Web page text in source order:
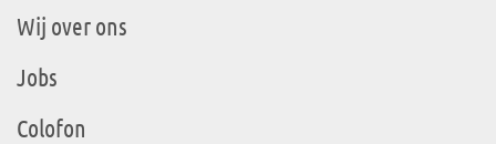
Wij over ons
Jobs
Colofon